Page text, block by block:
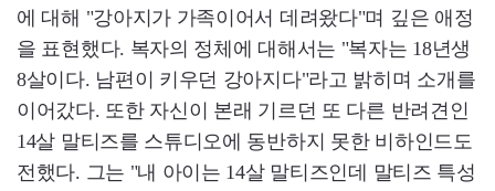
에 대해 "강아지가 가족이어서 데려왔다"며 깊은 애정
을 표현했다. 복자의 정체에 대해서는 "복자는 18년생
8살이다. 남편이 키우던 강아지다"라고 밝히며 소개를
이어갔다. 또한 자신이 본래 기르던 또 다른 반려견인
14살 말티즈를 스튜디오에 동반하지 못한 비하인드도
전했다. 그는 "내 아이는 14살 말티즈인데 말티즈 특성